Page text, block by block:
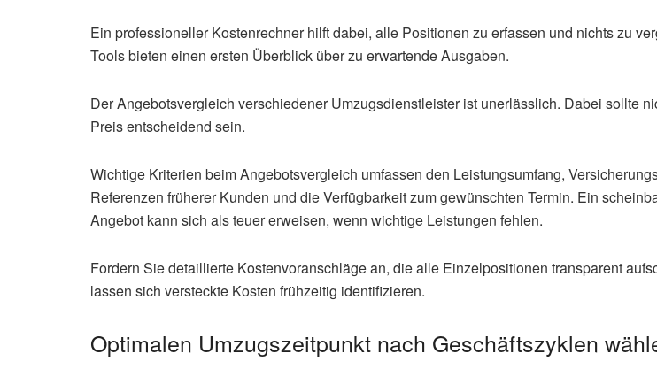
Ein professioneller Kostenrechner hilft dabei, alle Positionen zu erfassen und nichts zu
Tools bieten einen ersten Überblick über zu erwartende Ausgaben.
Der Angebotsvergleich verschiedener Umzugsdienstleister ist unerlässlich. Dabei sollte
Preis entscheidend sein.
Wichtige Kriterien beim Angebotsvergleich umfassen den Leistungsumfang,
Referenzen früherer Kunden und die Verfügbarkeit zum gewünschten Termin. Ein
Angebot kann sich als teuer erweisen, wenn wichtige Leistungen fehlen.
Fordern Sie detaillierte Kostenvoranschläge an, die alle Einzelpositionen transparent
lassen sich versteckte Kosten frühzeitig identifizieren.
Optimalen Umzugszeitpunkt nach Geschäftszyklen